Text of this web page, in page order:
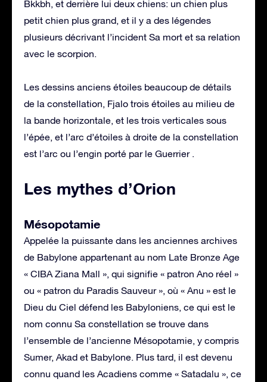
Bkkbh, et derrière lui deux chiens: un chien plus
petit chien plus grand, et il y a des légendes
plusieurs décrivant l’incident Sa mort et sa relation
avec le scorpion.
Les dessins anciens étoiles beaucoup de détails
de la constellation, Fjalo trois étoiles au milieu de
la bande horizontale, et les trois verticales sous
l’épée, et l’arc d’étoiles à droite de la constellation
est l’arc ou l’engin porté par le Guerrier .
Les mythes d’Orion
Mésopotamie
Appelée la puissante dans les anciennes archives
de Babylone appartenant au nom Late Bronze Age
« CIBA Ziana Mall », qui signifie « patron Ano réel »
ou « patron du Paradis Sauveur », où « Anu » est le
Dieu du Ciel défend les Babyloniens, ce qui est le
nom connu Sa constellation se trouve dans
l’ensemble de l’ancienne Mésopotamie, y compris
Sumer, Akad et Babylone. Plus tard, il est devenu
connu quand les Acadiens comme « Satadalu », ce